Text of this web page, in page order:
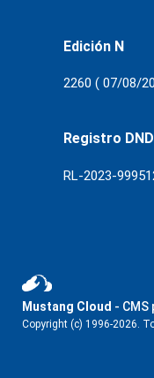
Edición N
2260 ( 07/08/
Registro
RL-2023-
Mustang Cloud -
Copyright (c) 1996-2026.